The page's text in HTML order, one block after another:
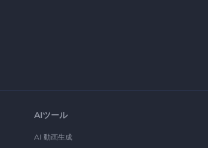
AIツール
AI 動画生成